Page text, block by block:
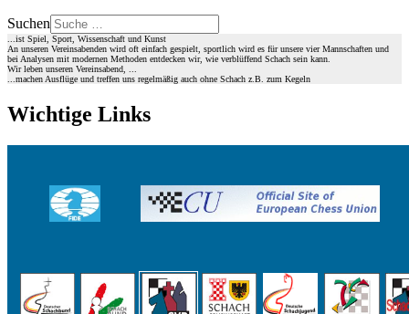
Suchen
...ist Spiel, Sport, Wissenschaft und Kunst
An unseren Vereinsabenden wird oft einfach gespielt, sportlich wird es für unsere vier Mannschaften und
bei Analysen mit modernen Methoden entdecken wir, wie verblüffend Schach sein kann.
Wir leben unseren Vereinsabend, ...
...machen Ausflüge und treffen uns regelmäßig auch ohne Schach z.B. zum Kegeln
Wichtige Links